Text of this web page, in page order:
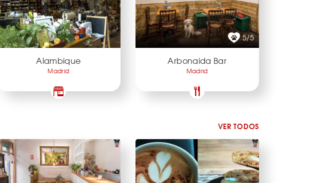
Alambique
Madrid
5/5
Arbonaida Bar
Madrid
VER TODOS